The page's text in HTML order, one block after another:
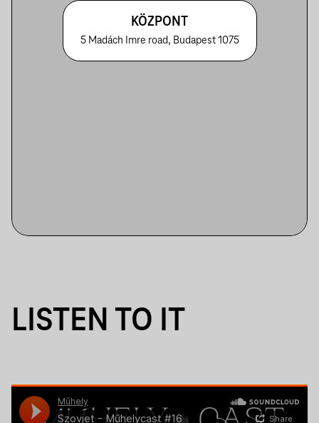
KÖZPONT
5 Madách Imre road, Budapest 1075
LISTEN TO IT